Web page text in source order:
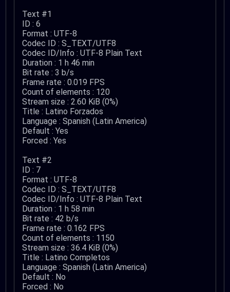
Text #1
ID : 6
Format : UTF-8
Codec ID : S_TEXT/UTF8
Codec ID/Info : UTF-8 Plain Text
Duration : 1 h 46 min
Bit rate : 3 b/s
Frame rate : 0.019 FPS
Count of elements : 120
Stream size : 2.60 KiB (0%)
Title : Latino Forzados
Language : Spanish (Latin America)
Default : Yes
Forced : Yes
Text #2
ID : 7
Format : UTF-8
Codec ID : S_TEXT/UTF8
Codec ID/Info : UTF-8 Plain Text
Duration : 1 h 58 min
Bit rate : 42 b/s
Frame rate : 0.162 FPS
Count of elements : 1150
Stream size : 36.4 KiB (0%)
Title : Latino Completos
Language : Spanish (Latin America)
Default : No
Forced : No